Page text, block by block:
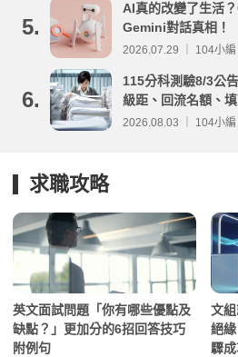
5.
AI真的改變了生活
Gemini對話真相！
2026.07.29 ｜ 104小編
6.
115分科測驗8/3公
級距、回流名額、
分析
2026.08.03 ｜ 104小編
求職攻略
英文面試問題「你有哪些優點及
缺點？」更加分的6招回答技巧
附例句
文
絕
驟